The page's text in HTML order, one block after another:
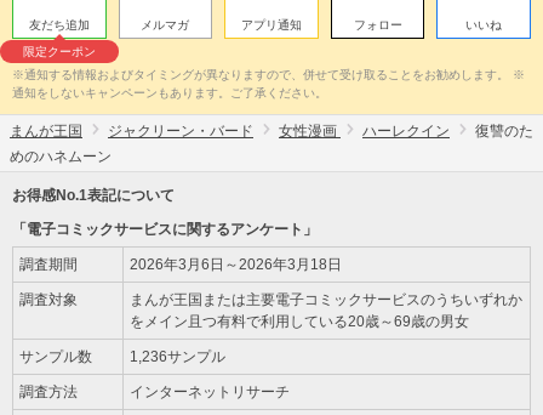
友だち追加
限定クーポン
メルマガ アプリ通知 フォロー いいね
※通知する情報およびタイミングが異なりますので、併せて受け取ることをお勧めします。 ※
通知をしないキャンペーンもあります。ご了承ください。
まんが王国 ジャクリーン・バード 女性漫画 ハーレクイン
復讐のた
めのハネムーン
お得感No.1表記について
「電子コミックサービスに関するアンケート」
調査期間 2026年3月6日～2026年3月18日
調査対象
まんが王国または主要電子コミックサービスのうちいずれか
をメイン且つ有料で利用している20歳～69歳の男女
サンプル数 1,236サンプル
調査方法 インターネットリサーチ